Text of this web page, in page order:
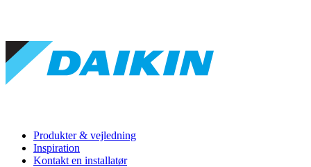
Produkter & vejledning
Inspiration
Kontakt en installatør